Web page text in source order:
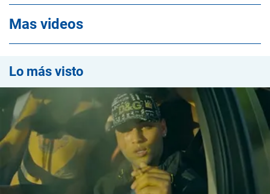
Mas videos
Lo más visto